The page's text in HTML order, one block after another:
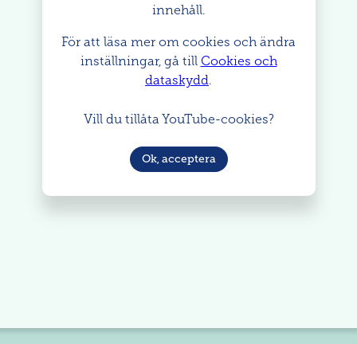
innehåll.
För att läsa mer om cookies och ändra
inställningar, gå till Cookies och
dataskydd.
Vill du tillåta YouTube-cookies?
Ok, acceptera